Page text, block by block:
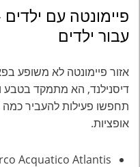
פיימונטה עם
עבור ילדים
אזור פיימונטה לא משופע
דיסנילנד, הא מתמקד בטבע
תחפשו פעילות להעביר
אופציות.
Acquatico Atlantis‬